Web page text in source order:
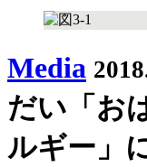
Media
だい「お
ルギー」